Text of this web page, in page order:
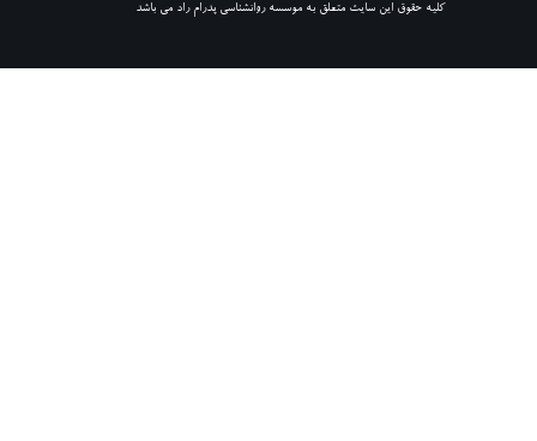
​ كليه حقوق اين سايت متعلق به موسسه روانشناسي پدرام راد مي باشد